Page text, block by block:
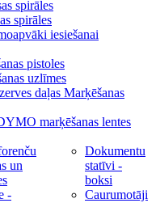
spirāles
spirāles
iesiešanai
pistoles
uzlīmes
Marķēšanas
marķēšanas lentes
un
-
Dokumentu
statīvi -
boksi
Caurumotāji